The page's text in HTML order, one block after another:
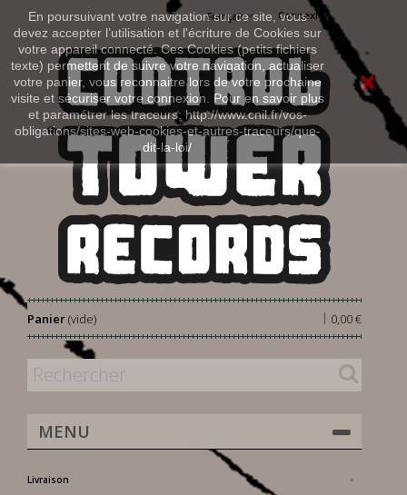
En poursuivant votre navigation sur ce site, vous
devez accepter l’utilisation et l'écriture de Cookies sur
votre appareil connecté. Ces Cookies (petits fichiers
texte) permettent de suivre votre navigation, actualiser
votre panier, vous reconnaitre lors de votre prochaine
visite et sécuriser votre connexion. Pour en savoir plus
et paramétrer les traceurs: http://www.cnil.fr/vos-
obligations/sites-web-cookies-et-autres-traceurs/que-
dit-la-loi/
Connexion
Français
Panier 0,00 €
|
(vide)
MENU
Livraison